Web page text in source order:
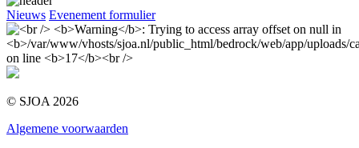
Nieuws Evenement formulier
© SJOA 2026
Algemene voorwaarden